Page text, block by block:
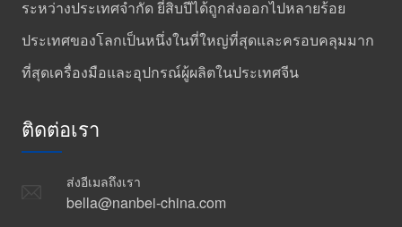
ระหว่างประเทศจำกัด ยี่สิบปีได้ถูกส่งออกไปหลายร้อย
ประเทศของโลกเป็นหนึ่งในที่ใหญ่ที่สุดและครอบคลุมมาก
ที่สุดเครื่องมือและอุปกรณ์ผู้ผลิตในประเทศจีน
ติดต่อเรา
ส่งอีเมลถึงเรา
bella@nanbei-china.com